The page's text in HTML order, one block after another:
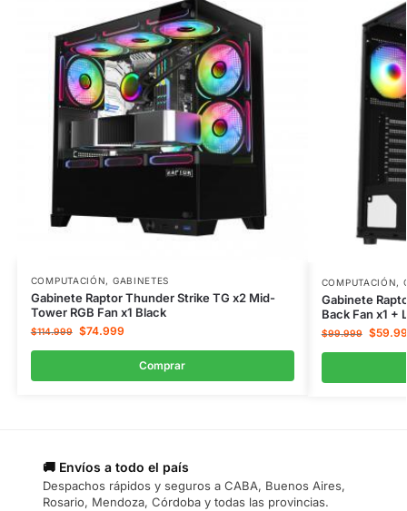
COMPUTACIÓN, GABINETES
Gabinete Raptor Thunder Strike TG x2 Mid-
Tower RGB Fan x1 Black
$114.999 $74.999
Comprar
COMPUTACIÓN,
Gabinete
Back Fan x1
$99.999 $
🚚 Envíos a todo el país
Despachos rápidos y seguros a CABA, Buenos Aires,
Rosario, Mendoza, Córdoba y todas las provincias.